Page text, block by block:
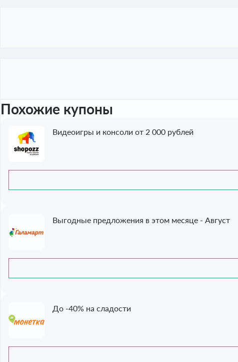
Похожие купоны
Видеоигры и консоли от 2 000 рублей
Выгодные предложения в этом месяце - Август
До -40% на сладости